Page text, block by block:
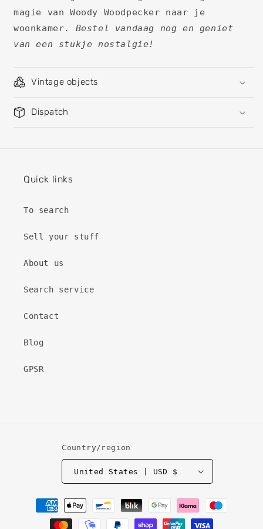
magie van Woody Woodpecker naar je
woonkamer. Bestel vandaag nog en geniet
van een stukje nostalgie!
Vintage objects
Dispatch
Quick links
To search
Sell ​​your stuff
About us
Search service
Contact
Blog
GPSR
Country/region
United States | USD $
Payment
methods